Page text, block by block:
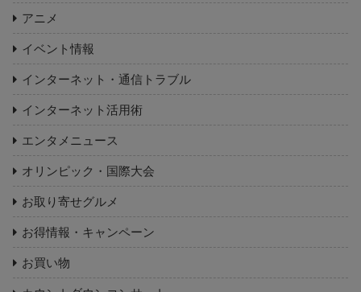
アニメ
イベント情報
インターネット・通信トラブル
インターネット活用術
エンタメニュース
オリンピック・国際大会
お取り寄せグルメ
お得情報・キャンペーン
お買い物